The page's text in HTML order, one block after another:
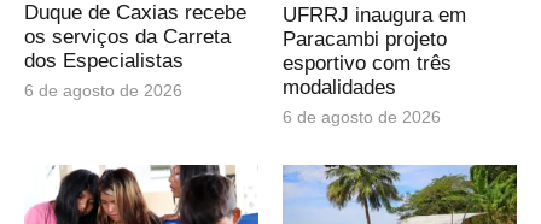
Duque de Caxias recebe
os serviços da Carreta
dos Especialistas
6 de agosto de 2026
UFRRJ inaugura em
Paracambi projeto
esportivo com três
modalidades
6 de agosto de 2026